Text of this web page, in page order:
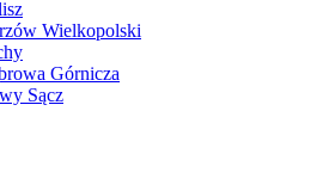
Wielkopolski
Górnicza
Sącz